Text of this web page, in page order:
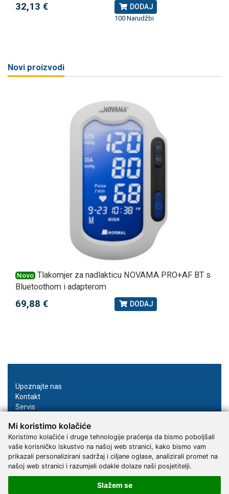
Mi koristimo kolačiće
Koristimo kolačiće i druge tehnologije praćenja da bismo poboljšali
vaše korisničko iskustvo na našoj web stranici, kako bismo vam
prikazali personalizirani sadržaj i ciljane oglase, analizirali promet na
našoj web stranici i razumjeli odakle dolaze naši posjetitelji.
Slažem se
32,13 € DODAJ
100 Narudžbi
Novi proizvodi
Novo Tlakomjer za nadlakticu NOVAMA PRO+AF BT s
Bluetoothom i adapterom
69,88 € DODAJ
Upoznajte nas
Kontakt
Servis
Katalozi
Načini plaćanja
Dostava
Kako naručiti?
Opći uvjeti online kupovine